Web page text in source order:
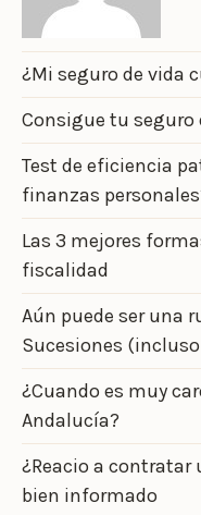
¿Mi seguro de vida
Consigue tu seguro
Test de eficiencia
finanzas
Las 3 mejores
fiscalidad
Aún puede ser una
Sucesiones
¿Cuando es muy
Andalucía?
¿Reacio a contratar
bien informado